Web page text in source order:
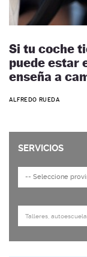
Si tu coche
puede estar
enseña a
ALFREDO RUEDA